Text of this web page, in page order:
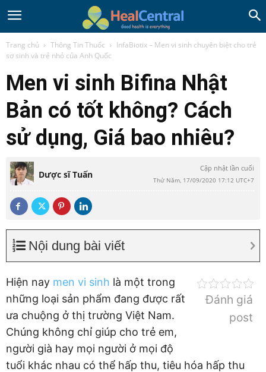
Trang chủ Thông Tin Thuốc
InfaBiotix – Men vi sinh chuyên biệt cho trẻ
sơ sinh và trẻ nhỏ của Anh Quốc
Men vi sinh Bifina Nhật
Bản có tốt không? Cách
sử dụng, Giá bao nhiêu?
Dược sĩ Tuấn
Cập nhật lần cuối
Thứ Năm, 17/09/2020 17:12 UTC+7
Nội dung bài viết
Đánh giá
post
Hiện nay men vi sinh là một trong
những loại sản phẩm đang được rất
ưa chuộng ở thị trường Việt Nam.
Chúng không chỉ giúp cho trẻ em,
người già hay mọi người ở mọi độ
tuổi khác nhau có thể hấp thu, tiêu hóa hấp thu